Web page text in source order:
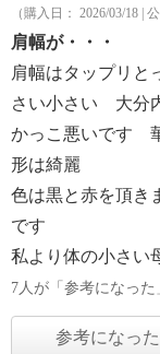
（購入日： 2026/03/18 |
肩幅が・・・
肩幅はタップリと
さい小さい 大分
かっこ悪いです
形は綺麗
色は黒と赤を頂
です
私より体の小さい
7人が「参考になっ
参考になった